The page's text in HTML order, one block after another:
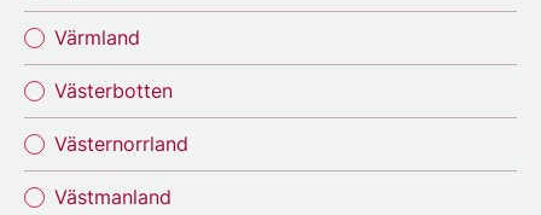
Värmland
Västerbotten
Västernorrland
Västmanland